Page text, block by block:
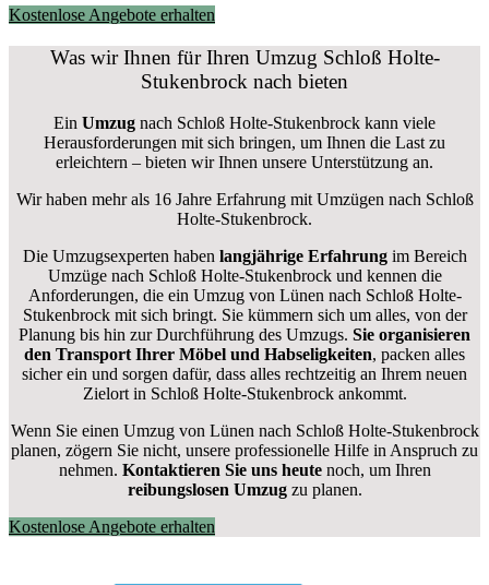
Kostenlose Angebote erhalten
Was wir Ihnen für Ihren Umzug Schloß Holte-
Stukenbrock nach bieten
Ein Umzug nach Schloß Holte-Stukenbrock kann viele
Herausforderungen mit sich bringen, um Ihnen die Last zu
erleichtern – bieten wir Ihnen unsere Unterstützung an.
Wir haben mehr als 16 Jahre Erfahrung mit Umzügen nach Schloß
Holte-Stukenbrock.
Die Umzugsexperten haben langjährige Erfahrungim Bereich
Umzüge nach Schloß Holte-Stukenbrock und kennen die
Anforderungen, die ein Umzug von Lünen nach Schloß Holte-
Stukenbrock mit sich bringt. Sie kümmern sich um alles, von der
Planung bis hin zur Durchführung des Umzugs. Sie organisieren
den Transport Ihrer Möbel und Habseligkeiten, packen alles
sicher ein und sorgen dafür, dass alles rechtzeitig an Ihrem neuen
Zielort in Schloß Holte-Stukenbrock ankommt.
Wenn Sie einen Umzug von Lünen nach Schloß Holte-Stukenbrock
planen, zögern Sie nicht, unsere professionelle Hilfe in Anspruch zu
nehmen. Kontaktieren Sie uns heutenoch, um Ihren
reibungslosen Umzugzu planen.
Kostenlose Angebote erhalten